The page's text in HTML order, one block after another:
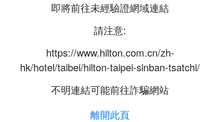
即將前往未經驗證網域連結
請注意:
https://www.hilton.com.cn/zh-
hk/hotel/taibei/hilton-taipei-sinban-tsatchi/
不明連結可能前往詐騙網站
離開此頁